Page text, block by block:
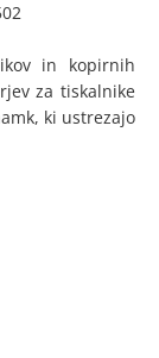
in kopirnih
za tiskalnike
ki ustrezajo